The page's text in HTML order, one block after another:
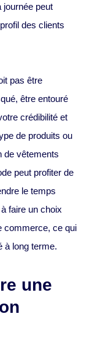
journée peut
des clients
pas être
être entouré
crédibilité et
de produits ou
de vêtements
peut profiter de
le temps
faire un choix
commerce, ce qui
à long terme.
une